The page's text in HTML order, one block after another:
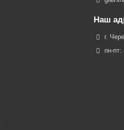
Наш
г.
пн-